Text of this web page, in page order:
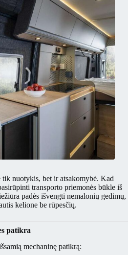
nuotykis, bet ir atsakomybė. Kad
transporto priemonės būkle iš
padės išvengti nemalonių gedimų,
kelione be rūpesčių.
patikra
mechaninę patikrą: